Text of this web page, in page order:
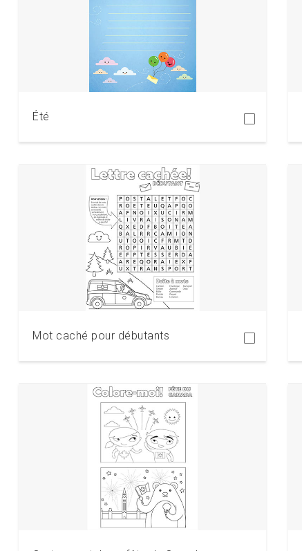
Télécharger
Été
Télécharger
Mot caché pour débutants
Télécharger